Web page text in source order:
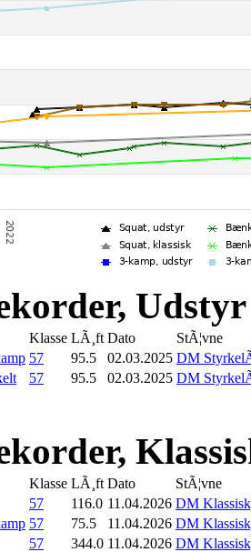
Udstyr
Klasse LÃ¸ft Dato
StÃ¦vne
57 95.5 02.03.2025 DM
57 95.5 02.03.2025 DM
Klasse LÃ¸ft Dato
StÃ¦vne
57 116.0 11.04.2026 DM
57 75.5 11.04.2026 DM
57 344.0 11.04.2026 DM